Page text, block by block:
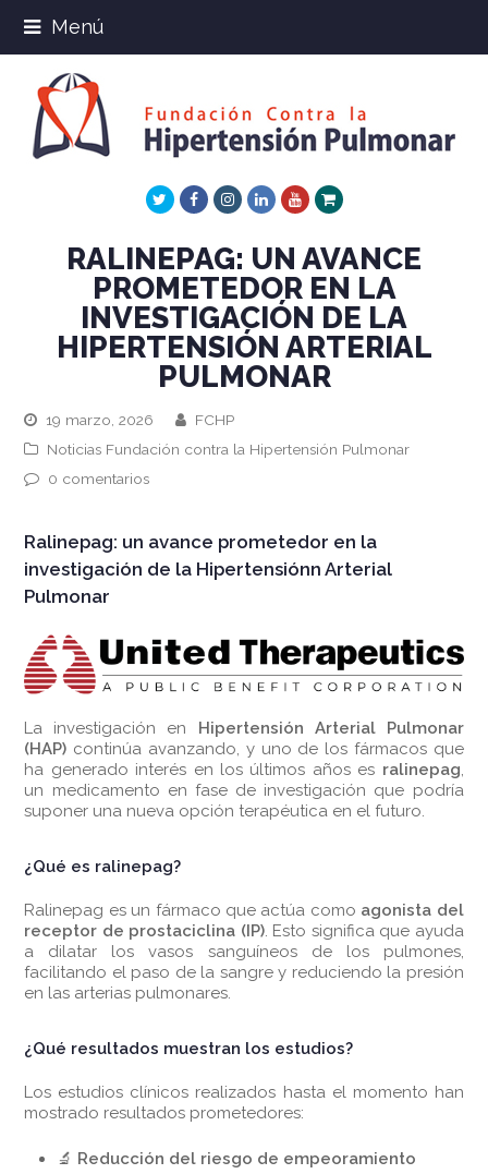
Menú
TwitterFacebookInstagram
LinkedInYoutube
Xing
RALINEPAG: UN AVANCE
PROMETEDOR EN LA
INVESTIGACIÓN DE LA
HIPERTENSIÓN ARTERIAL
PULMONAR
19 marzo, 2026
FCHP
Noticias Fundación contra la Hipertensión Pulmonar
0 comentarios
Ralinepag: un avance prometedor en la
investigación de la Hipertensiónn Arterial
Pulmonar
La investigación en
Hipertensión Arterial Pulmonar
(HAP) continúa avanzando, y uno de los fármacos que
ha generado interés en los últimos años es ralinepag,
un medicamento en fase de investigación que podría
suponer una nueva opción terapéutica en el futuro.
¿Qué es ralinepag?
Ralinepag es un fármaco que actúa como agonista del
receptor de prostaciclina (IP). Esto significa que ayuda
a dilatar los vasos sanguíneos de los pulmones,
facilitando el paso de la sangre y reduciendo la presión
en las arterias pulmonares.
¿Qué resultados muestran los estudios?
Los estudios clínicos realizados hasta el momento han
mostrado resultados prometedores:
🔬 Reducción del riesgo de empeoramiento